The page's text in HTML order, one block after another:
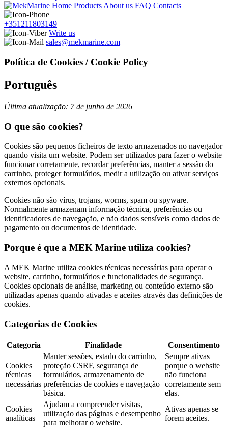
Home ProductsAbout us FAQ Contacts
+351211803149
Write us
sales@mekmarine.com
Política de Cookies / Cookie Policy
Português
Última atualização: 7 de junho de 2026
O que são cookies?
Cookies são pequenos ficheiros de texto armazenados no navegador
quando visita um website. Podem ser utilizados para fazer o website
funcionar corretamente, recordar preferências, manter a sessão do
carrinho, proteger formulários, medir a utilização ou ativar serviços
externos opcionais.
Cookies não são vírus, trojans, worms, spam ou spyware.
Normalmente armazenam informação técnica, preferências ou
identificadores de navegação, e não dados sensíveis como dados de
pagamento ou documentos de identidade.
Porque é que a MEK Marine utiliza cookies?
A MEK Marine utiliza cookies técnicas necessárias para operar o
website, carrinho, formulários e funcionalidades de segurança.
Cookies opcionais de análise, marketing ou conteúdo externo são
utilizadas apenas quando ativadas e aceites através das definições de
cookies.
Categorias de Cookies
Categoria Finalidade Consentimento
Cookies
técnicas
necessárias
Manter sessões, estado do carrinho,
proteção CSRF, segurança de
formulários, armazenamento de
preferências de cookies e navegação
básica.
Sempre ativas
porque o website
não funciona
corretamente sem
elas.
Cookies
analíticas
Ajudam a compreender visitas,
utilização das páginas e desempenho
para melhorar o website.
Ativas apenas se
forem aceites.